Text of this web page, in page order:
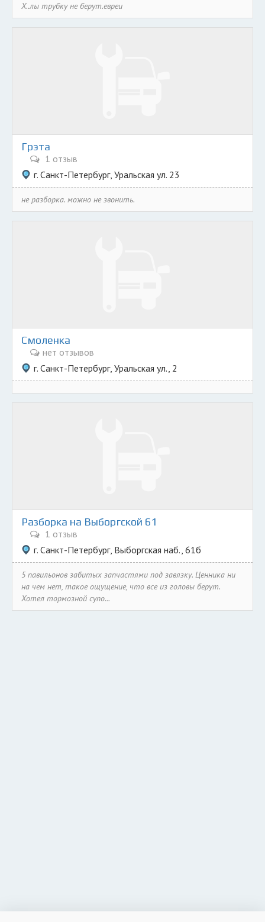
Х..лы трубку не берут.евреи
Грэта
1 отзыв
г. Санкт-Петербург, Уральская ул. 23
не разборка. можно не звонить.
Смоленка
нет отзывов
г. Санкт-Петербург, Уральская ул., 2
Разборка на Выборгской 61
1 отзыв
г. Санкт-Петербург, Выборгская наб., 61б
5 павильонов забитых запчастями под завязку. Ценника ни
на чем нет, такое ощущение, что все из головы берут.
Хотел тормозной супо...